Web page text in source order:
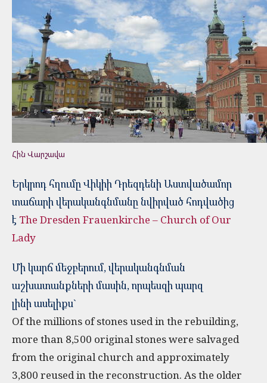
Հին Վարշավա
Երկրոդ հղումը Վիկիի Դրեզդենի Աստվածամոր
տաճարի վերականգնմանը նվիրված հոդվածից
է The Dresden Frauenkirche – Church of Our
Lady
Մի կարճ մեջբերում, վերականգնման
աշխատանքների մասին, որպեսզի պարզ
լինի ասելիքս`
Of the millions of stones used in the rebuilding,
more than 8,500 original stones were salvaged
from the original church and approximately
3,800 reused in the reconstruction. As the older